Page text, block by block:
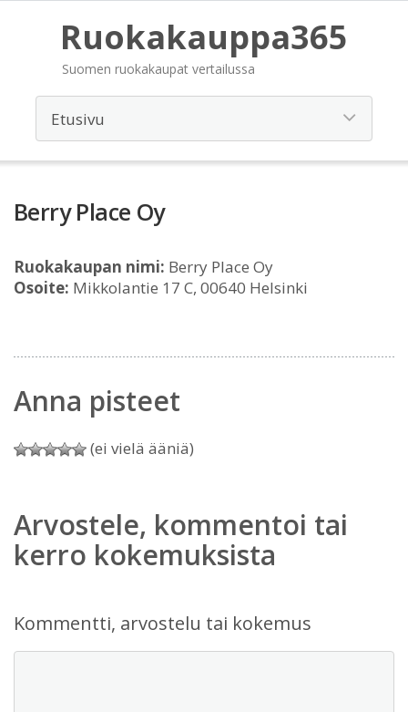
Ruokakauppa365
Suomen ruokakaupat vertailussa
Berry Place Oy
Ruokakaupan nimi: Berry Place Oy
Osoite: Mikkolantie 17 C, 00640 Helsinki
Anna pisteet
(ei vielä ääniä)
Arvostele, kommentoi tai
kerro kokemuksista
Kommentti, arvostelu tai kokemus